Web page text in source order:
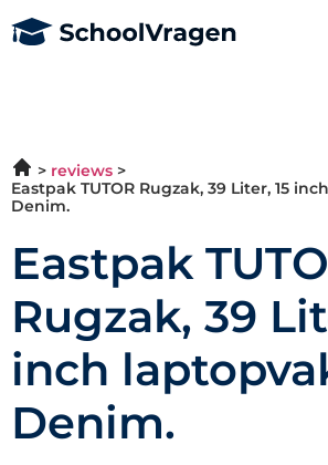
reviews
Eastpak TUTOR Rugzak, 39 Liter, 15
Denim.
Eastpak
Rugzak, 39
inch
Denim.